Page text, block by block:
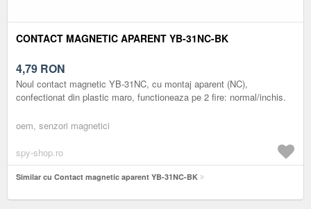
CONTACT MAGNETIC APARENT YB-31NC-BK
4,79 RON
Noul contact magnetic YB-31NC, cu montaj aparent (NC),
confectionat din plastic maro, functioneaza pe 2 fire: normal/inchis.
oem, senzori magnetici
spy-shop.ro
Similar cu Contact magnetic aparent YB-31NC-BK